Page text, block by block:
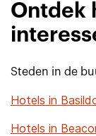
Ontdek
Steden in de
Hotels in
Hotels in